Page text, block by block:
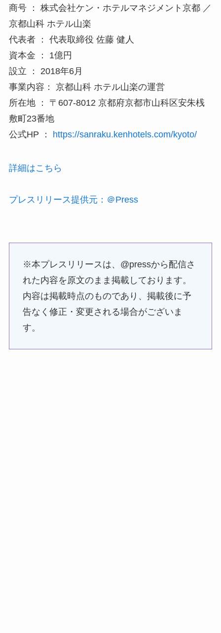
商号 ： 株式会社ケン・ホテルマネジメント京都 ／
京都山科 ホテル山楽
代表者 ： 代表取締役 佐藤 健人
資本金 ： 1億円
設立 ： 2018年6月
事業内容： 京都山科 ホテル山楽の運営
所在地 ： 〒607-8012 京都府京都市山科区安朱桟
敷町23番地
公式HP ： https://sanraku.kenhotels.com/kyoto/
詳細はこちら
プレスリリース提供元：＠Press
※本プレスリリースは、@pressから配信さ
れた内容を原文のまま掲載しております。
内容は掲載時点のものであり、掲載後に予
告なく修正・変更される場合がございま
す。